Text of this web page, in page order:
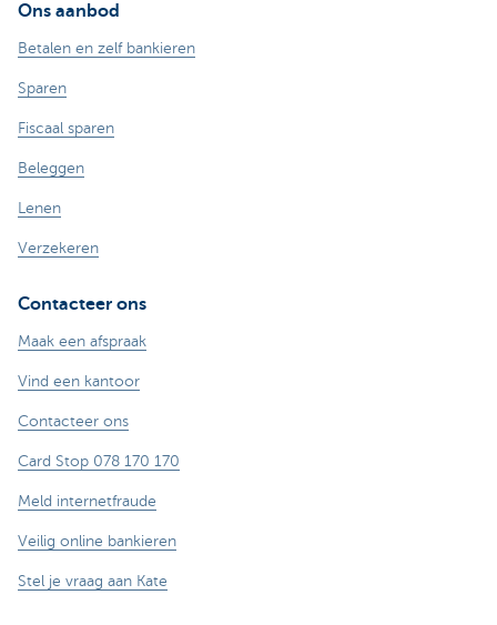
Ons aanbod
Betalen en zelf bankieren
Sparen
Fiscaal sparen
Beleggen
Lenen
Verzekeren
Contacteer ons
Maak een afspraak
Vind een kantoor
Contacteer ons
Card Stop 078 170 170
Meld internetfraude
Veilig online bankieren
Stel je vraag aan Kate